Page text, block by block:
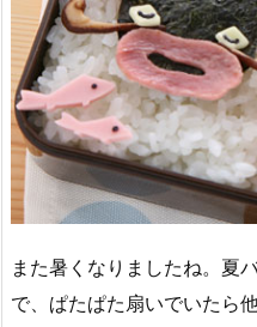
また暑くなりましたね。夏
で、ぱたぱた扇いでいたら